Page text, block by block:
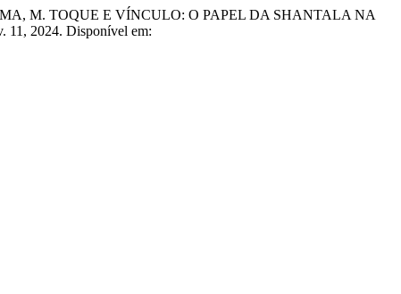
M. TOQUE E VÍNCULO: O PAPEL DA SHANTALA NA
11, 2024. Disponível em: